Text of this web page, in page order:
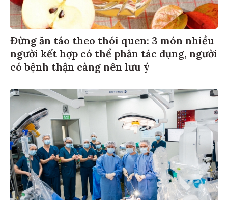
Đừng ăn táo theo thói quen: 3 món nhiều
người kết hợp có thể phản tác dụng, người
có bệnh thận càng nên lưu ý